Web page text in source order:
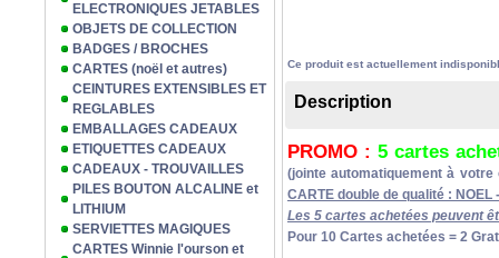
ELECTRONIQUES JETABLES
OBJETS DE COLLECTION
BADGES / BROCHES
CARTES (noël et autres)
CEINTURES EXTENSIBLES ET
REGLABLES
EMBALLAGES CADEAUX
ETIQUETTES CADEAUX
CADEAUX - TROUVAILLES
PILES BOUTON ALCALINE et
LITHIUM
SERVIETTES MAGIQUES
CARTES Winnie l'ourson et
Ce produit est actuellement
Description
PROMO : 5 cartes
(jointe automatiquement à
CARTE double de qualité : NOEL
Les 5 cartes achetées peuvent
Pour 10 Cartes achetées = 2